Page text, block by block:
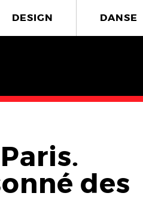
DESIGN DANSE
des